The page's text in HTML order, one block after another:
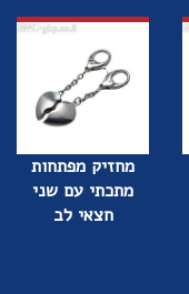
מחזיק מפתחות
מתכתי עם שני
חצאי לב